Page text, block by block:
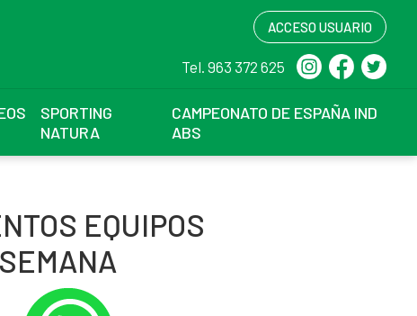
ACCESO USUARIO
Tel. 963 372 625
SPORTING
NATURA
CAMPEONATO DE ESPAÑA IND
ABS
EQUIPOS